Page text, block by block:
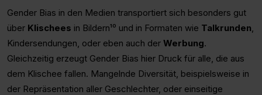
Gender Bias in den Medien transportiert sich besonders gut
über Klischees in Bildern¹⁰ und in Formaten wie Talkrunden
Kindersendungen, oder eben auch der Werbung.
Gleichzeitig erzeugt Gender Bias hier Druck für alle, die aus
dem Klischee fallen. Mangelnde Diversität, beispielsweise in
der Repräsentation aller Geschlechter, oder einseitige